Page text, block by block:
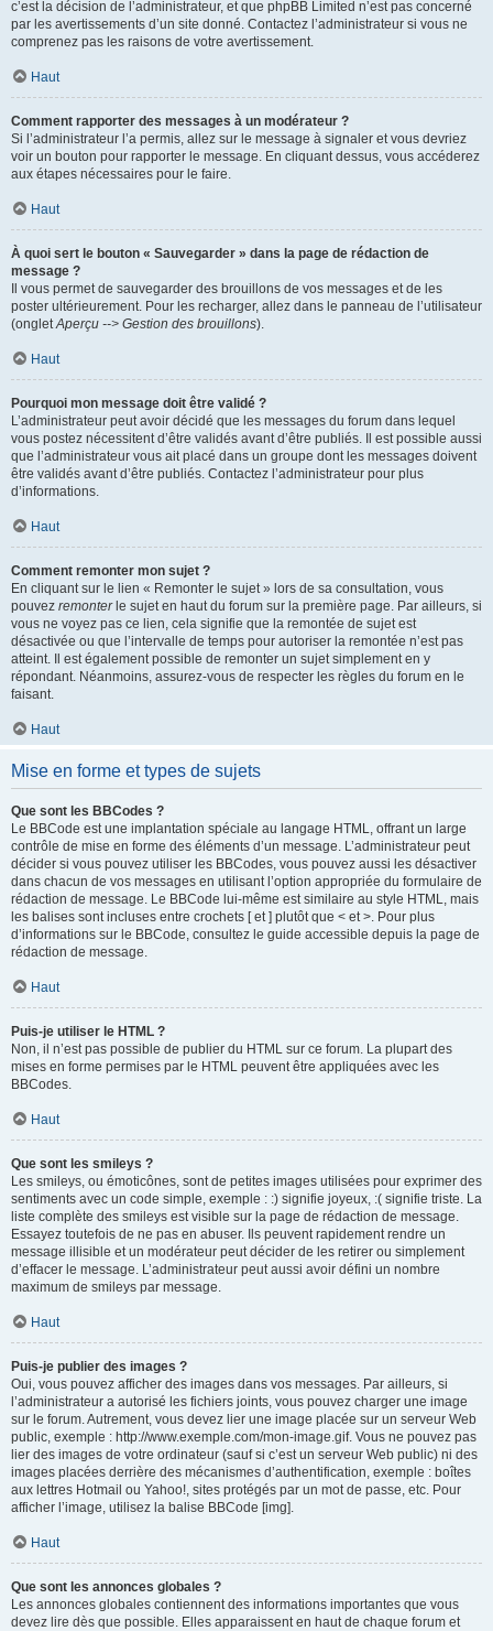
c’est la décision de l’administrateur, et que phpBB Limited n’est pas concerné
par les avertissements d’un site donné. Contactez l’administrateur si vous ne
comprenez pas les raisons de votre avertissement.
Haut
Comment rapporter des messages à un modérateur ?
Si l’administrateur l’a permis, allez sur le message à signaler et vous devriez
voir un bouton pour rapporter le message. En cliquant dessus, vous accéderez
aux étapes nécessaires pour le faire.
Haut
À quoi sert le bouton « Sauvegarder » dans la page de rédaction de
message ?
Il vous permet de sauvegarder des brouillons de vos messages et de les
poster ultérieurement. Pour les recharger, allez dans le panneau de l’utilisateur
(ongletAperçu --> Gestion des brouillons).
Haut
Pourquoi mon message doit être validé ?
L’administrateur peut avoir décidé que les messages du forum dans lequel
vous postez nécessitent d’être validés avant d’être publiés. Il est possible aussi
que l’administrateur vous ait placé dans un groupe dont les messages doivent
être validés avant d’être publiés. Contactez l’administrateur pour plus
d’informations.
Haut
Comment remonter mon sujet ?
En cliquant sur le lien « Remonter le sujet » lors de sa consultation, vous
pouvez remonterle sujet en haut du forum sur la première page. Par ailleurs, si
vous ne voyez pas ce lien, cela signifie que la remontée de sujet est
désactivée ou que l’intervalle de temps pour autoriser la remontée n’est pas
atteint. Il est également possible de remonter un sujet simplement en y
répondant. Néanmoins, assurez-vous de respecter les règles du forum en le
faisant.
Haut
Mise en forme et types de sujets
Que sont les BBCodes ?
Le BBCode est une implantation spéciale au langage HTML, offrant un large
contrôle de mise en forme des éléments d’un message. L’administrateur peut
décider si vous pouvez utiliser les BBCodes, vous pouvez aussi les désactiver
dans chacun de vos messages en utilisant l’option appropriée du formulaire de
rédaction de message. Le BBCode lui-même est similaire au style HTML, mais
les balises sont incluses entre crochets [ et ] plutôt que < et >. Pour plus
d’informations sur le BBCode, consultez le guide accessible depuis la page de
rédaction de message.
Haut
Puis-je utiliser le HTML ?
Non, il n’est pas possible de publier du HTML sur ce forum. La plupart des
mises en forme permises par le HTML peuvent être appliquées avec les
BBCodes.
Haut
Que sont les smileys ?
Les smileys, ou émoticônes, sont de petites images utilisées pour exprimer des
sentiments avec un code simple, exemple : :) signifie joyeux, :( signifie triste. La
liste complète des smileys est visible sur la page de rédaction de message.
Essayez toutefois de ne pas en abuser. Ils peuvent rapidement rendre un
message illisible et un modérateur peut décider de les retirer ou simplement
d’effacer le message. L’administrateur peut aussi avoir défini un nombre
maximum de smileys par message.
Haut
Puis-je publier des images ?
Oui, vous pouvez afficher des images dans vos messages. Par ailleurs, si
l’administrateur a autorisé les fichiers joints, vous pouvez charger une image
sur le forum. Autrement, vous devez lier une image placée sur un serveur Web
public, exemple : http://www.exemple.com/mon-image.gif. Vous ne pouvez pas
lier des images de votre ordinateur (sauf si c’est un serveur Web public) ni des
images placées derrière des mécanismes d’authentification, exemple : boîtes
aux lettres Hotmail ou Yahoo!, sites protégés par un mot de passe, etc. Pour
afficher l’image, utilisez la balise BBCode [img].
Haut
Que sont les annonces globales ?
Les annonces globales contiennent des informations importantes que vous
devez lire dès que possible. Elles apparaissent en haut de chaque forum et